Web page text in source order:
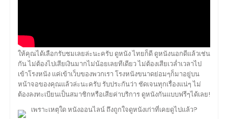
ให้คุณได้เลือกรับชมเลยล่ะนะครับ ดูหนัง ไทยก็ดี ดูหนังนอกดีแล้วเช่น
กัน ไม่ต้องไปเสียเงินมากไม่น้อยเลยทีเดียว ไม่ต้องเสียเวล่ำเวลาไป
เข้าโรงหนัง แค่เข้าเว็บของพวกเรา โรงหนังขนาดย่อมๆก็มาอยู่บน
หน้าจอของคุณแล้วล่ะนะครับ รับประกันว่า ชัดเจนทุกเรื่องแน่ๆ ไม่
ต้องลงทะเบียนเป็นสมาชิกหรือเสียค่าบริการ ดูหนังกันแบบฟรีๆได้เลย!
เพราะเหตุใด หนังออนไลน์ ถึงถูกใจดูหนังเก่าที่เคยดูไปแล้ว?